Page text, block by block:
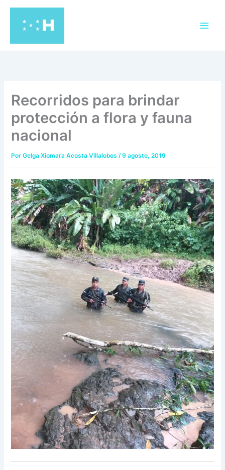
contenido
Recorridos para brindar
protección a flora y fauna
nacional
PorGelga Xiomara Acosta Villalobos/9 agosto, 2019